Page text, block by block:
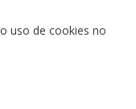
uso de cookies no